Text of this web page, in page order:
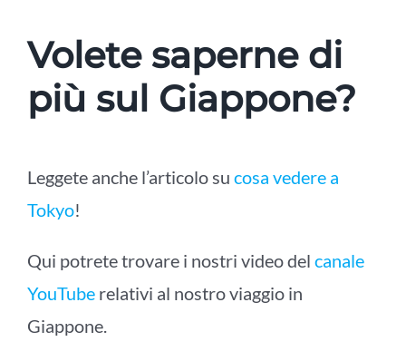
Volete saperne di
più sul Giappone?
Leggete anche l’articolo su cosa vedere a
Tokyo!
Qui potrete trovare i nostri video del canale
YouTuberelativi al nostro viaggio in
Giappone.